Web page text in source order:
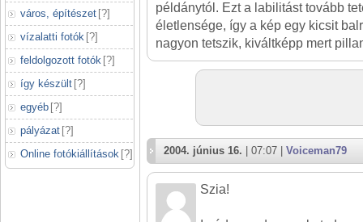
város, építészet [?]
vízalatti fotók [?]
feldolgozott fotók [?]
így készült [?]
egyéb [?]
pályázat [?]
Online fotókiállítások [?]
példánytól. Ezt a labilitást tovább
életlensége, így a kép egy kicsit
nagyon tetszik, kiváltképp mert
2004. június 16. | 07:07 | Voiceman79
Szia!